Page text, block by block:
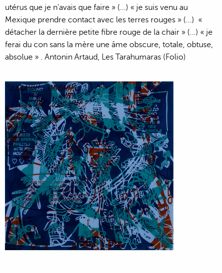
utérus que je n'avais que faire » (...) « je suis venu au
Mexique prendre contact avec les terres rouges » (...) «
détacher la dernière petite fibre rouge de la chair » (...) « je
ferai du con sans la mère une âme obscure, totale, obtuse,
absolue » . Antonin Artaud, Les Tarahumaras (Folio)